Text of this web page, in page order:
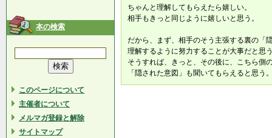
本の検索
このページについて
主催者について
メルマガ登録と解除
サイトマップ
ちゃんと理解してもらえたら嬉しい。
相手もきっと同じように嬉しいと思う。
だから、まず、相手のそう主張する裏の「
理解するように努力することが大事だと思
そうすれば、きっと、その後に、こちら側
「隠された意図」も聞いてもらえると思う